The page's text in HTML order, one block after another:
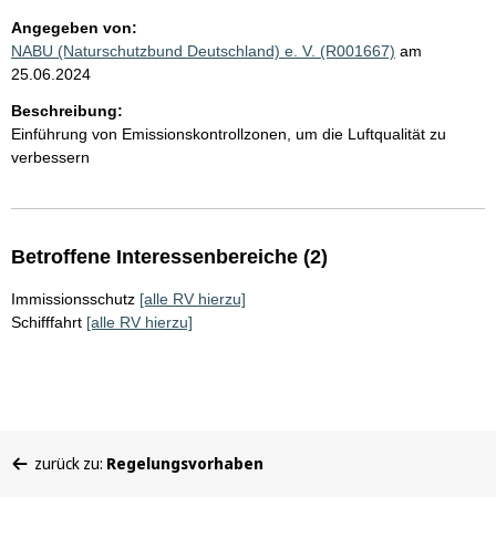
Angegeben von:
NABU (Naturschutzbund Deutschland) e. V. (R001667) am
25.06.2024
Beschreibung:
Einführung von Emissionskontrollzonen, um die Luftqualität zu
verbessern
Betroffene Interessenbereiche (2)
Immissionsschutz [alle RV hierzu]
Schifffahrt [alle RV hierzu]
befinden
zurück zu: Regelungsvorhaben